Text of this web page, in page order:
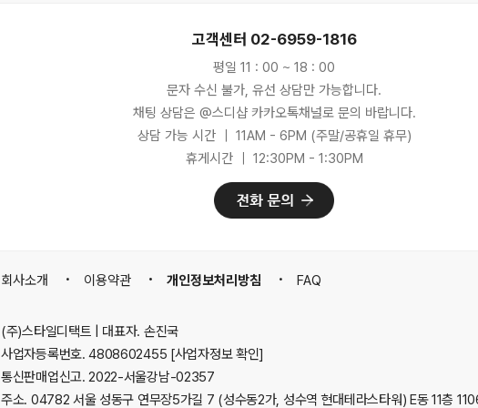
고객센터 02-6959-1816
평일 11 : 00 ~ 18 : 00
문자 수신 불가, 유선 상담만 가능합니다.
채팅 상담은 @스디샵 카카오톡채널로 문의 바랍니다.
상담 가능 시간 ｜ 11AM - 6PM (주말/공휴일 휴무)
휴게시간 ｜ 12:30PM - 1:30PM
회사소개 이용약관 개인정보처리방침 FAQ
(주)스타일디택트 | 대표자. 손진국
사업자등록번호. 4808602455 [사업자정보 확인]
통신판매업신고. 2022-서울강남-02357
주소. 04782 서울 성동구 연무장5가길 7 (성수동2가, 성수역 현대테라스타워) E동 11층